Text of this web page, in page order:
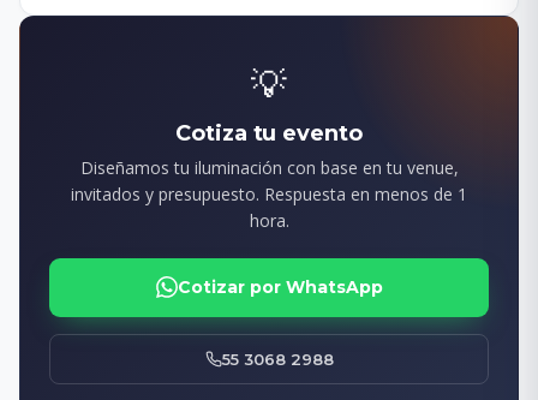
💡
Cotiza tu evento
Diseñamos tu iluminación con base en tu venue,
invitados y presupuesto. Respuesta en menos de 1
hora.
Cotizar por WhatsApp
55 3068 2988